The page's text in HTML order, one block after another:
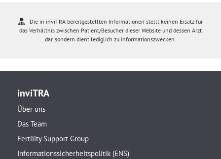
Die in inviTRA bereitgestellten Informationen stellt keinen Ersatz für
das Verhältnis zwischen Patient/Besucher dieser Website und dessen Arzt
dar, sondern dient lediglich zu Informationszwecken.
inviTRA
Über uns
Das Team
Fertility Support Group
Informationssicherheitspolitik (ENS)